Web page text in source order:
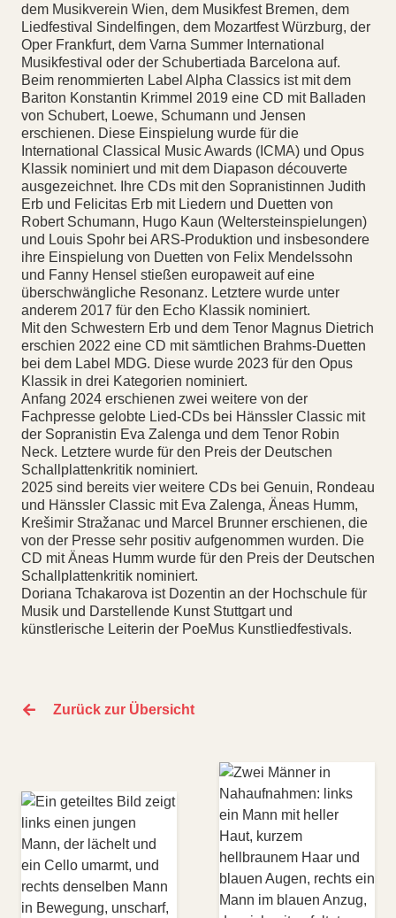
dem Musikverein Wien, dem Musikfest Bremen, dem
Liedfestival Sindelfingen, dem Mozartfest Würzburg, der
Oper Frankfurt, dem Varna Summer International
Musikfestival oder der Schubertiada Barcelona auf.
Beim renommierten Label Alpha Classics ist mit dem
Bariton Konstantin Krimmel 2019 eine CD mit Balladen
von Schubert, Loewe, Schumann und Jensen
erschienen. Diese Einspielung wurde für die
International Classical Music Awards (ICMA) und Opus
Klassik nominiert und mit dem Diapason découverte
ausgezeichnet. Ihre CDs mit den Sopranistinnen Judith
Erb und Felicitas Erb mit Liedern und Duetten von
Robert Schumann, Hugo Kaun (Weltersteinspielungen)
und Louis Spohr bei ARS-Produktion und insbesondere
ihre Einspielung von Duetten von Felix Mendelssohn
und Fanny Hensel stießen europaweit auf eine
überschwängliche Resonanz. Letztere wurde unter
anderem 2017 für den Echo Klassik nominiert.
Mit den Schwestern Erb und dem Tenor Magnus Dietrich
erschien 2022 eine CD mit sämtlichen Brahms-Duetten
bei dem Label MDG. Diese wurde 2023 für den Opus
Klassik in drei Kategorien nominiert.
Anfang 2024 erschienen zwei weitere von der
Fachpresse gelobte Lied-CDs bei Hänssler Classic mit
der Sopranistin Eva Zalenga und dem Tenor Robin
Neck. Letztere wurde für den Preis der Deutschen
Schallplattenkritik nominiert.
2025 sind bereits vier weitere CDs bei Genuin, Rondeau
und Hänssler Classic mit Eva Zalenga, Äneas Humm,
Krešimir Stražanac und Marcel Brunner erschienen, die
von der Presse sehr positiv aufgenommen wurden. Die
CD mit Äneas Humm wurde für den Preis der Deutschen
Schallplattenkritik nominiert.
Doriana Tchakarova ist Dozentin an der Hochschule für
Musik und Darstellende Kunst Stuttgart und
künstlerische Leiterin der PoeMus Kunstliedfestivals.
Zurück zur Übersicht